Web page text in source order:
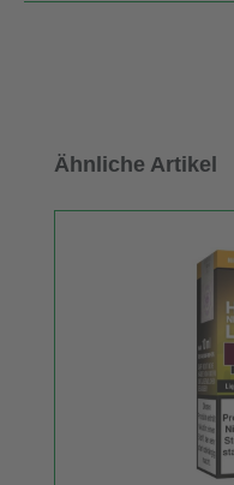
Produktgalerie
Ähnliche Artikel